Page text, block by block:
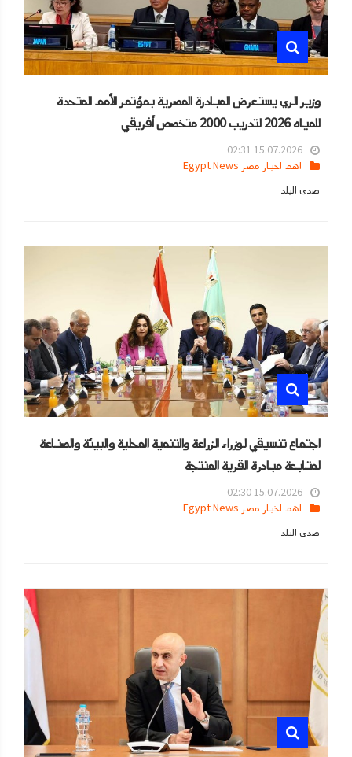
وزير الري يستعرض المبادرة المصرية بمؤتمر الأمم المتحدة
للمياه 2026 لتدريب 2000 متخصص أفريقي
15.07.2026 02:31
اهم اخبار مصر Egypt News
صدى البلد
اجتماع تنسيقي لوزراء الزراعة والتنمية المحلية والبيئة والصناعة
لمتابعة مبادرة القرية المنتجة
15.07.2026 02:30
اهم اخبار مصر Egypt News
صدى البلد